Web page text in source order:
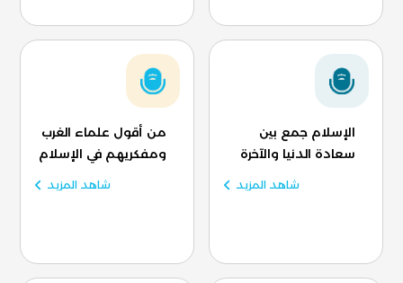
الإسلام جمع بين
سعادة الدنيا والآخرة
شاهد المزيد
من أقول علماء الغرب
ومفكريهم في الإسلام
شاهد المزيد